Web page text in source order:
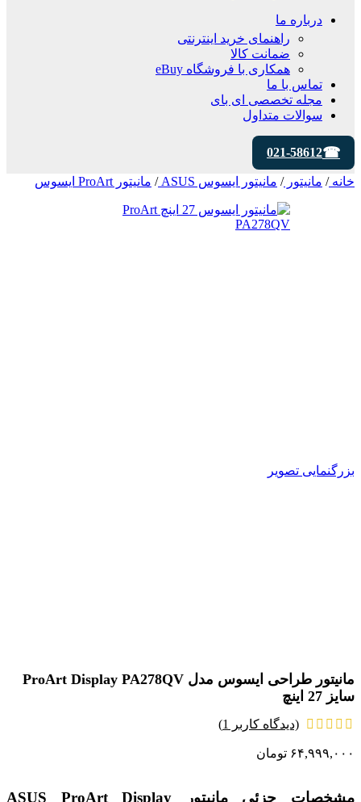
درباره ما
راهنمای خرید اینترنتی
ضمانت کالا
همکاری با فروشگاه eBuy
تماس با ما
مجله تخصصی ای‌ بای
سوالات متداول
021-58612
خانه/ مانیتور/ مانیتور ایسوس ASUS / مانیتور ProArt ایسوس
بزرگنمایی تصویر
مانیتور طراحی ایسوس مدل ProArt Display PA278QV
سایز 27 اینچ
(دیدگاه کاربر 1
)
۶۴,۹۹۹,۰۰۰ تومان
مشخصات جزئی مانیتور ASUS ProArt Display